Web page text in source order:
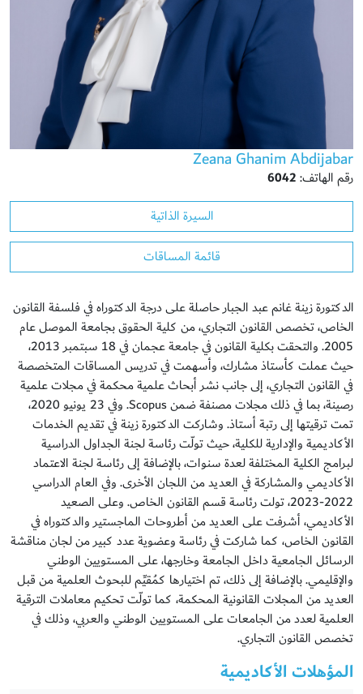
Zeana Ghanim Abdijabar
رقم الهاتف:6042
السيرة الذاتية
قائمة المساقات
الدكتورة زينة غانم عبد الجبار حاصلة على درجة الدكتوراه في فلسفة القانون
الخاص، تخصص القانون التجاري، من كلية الحقوق بجامعة الموصل عام
2005. والتحقت بكلية القانون في جامعة عجمان في 18 سبتمبر 2013،
حيث عملت كأستاذ مشارك، وأسهمت في تدريس المساقات المتخصصة
في القانون التجاري، إلى جانب نشر أبحاث علمية محكمة في مجلات علمية
رصينة، بما في ذلك مجلات مصنفة ضمن Scopus. وفي 23 يونيو 2020،
تمت ترقيتها إلى رتبة أستاذ. وشاركت الدكتورة زينة في تقديم الخدمات
الأكاديمية والإدارية للكلية، حيث تولّت رئاسة لجنة الجداول الدراسية
لبرامج الكلية المختلفة لعدة سنوات، بالإضافة إلى رئاسة لجنة الاعتماد
الأكاديمي والمشاركة في العديد من اللجان الأخرى. وفي العام الدراسي
2022-2023، تولت رئاسة قسم القانون الخاص. وعلى الصعيد
الأكاديمي، أشرفت على العديد من أطروحات الماجستير والدكتوراه في
القانون الخاص، كما شاركت في رئاسة وعضوية عدد كبير من لجان مناقشة
الرسائل الجامعية داخل الجامعة وخارجها، على المستويين الوطني
والإقليمي. بالإضافة إلى ذلك، تم اختيارها كمُقيِّم للبحوث العلمية من قبل
العديد من المجلات القانونية المحكمة، كما تولّت تحكيم معاملات الترقية
العلمية لعدد من الجامعات على المستويين الوطني والعربي، وذلك في
تخصص القانون التجاري.
المؤهلات الأكاديمية